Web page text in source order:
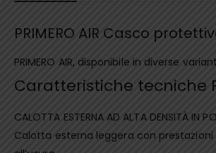
PRIMERO AIR Casco
PRIMERO AIR, disponibile in diverse
Caratteristiche tecniche
CALOTTA ESTERNA AD ALTA DENSITÀ IN
Calotta esterna leggera con